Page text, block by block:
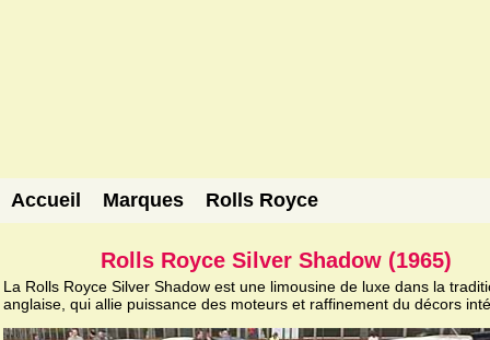
Accueil Marques Rolls Royce
Rolls Royce Silver Shadow (1965)
La Rolls Royce Silver Shadow est une limousine de luxe dans la
anglaise, qui allie puissance des moteurs et raffinement du décors